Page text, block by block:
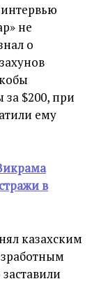
не
о
за $200, при
ему
в
казахским